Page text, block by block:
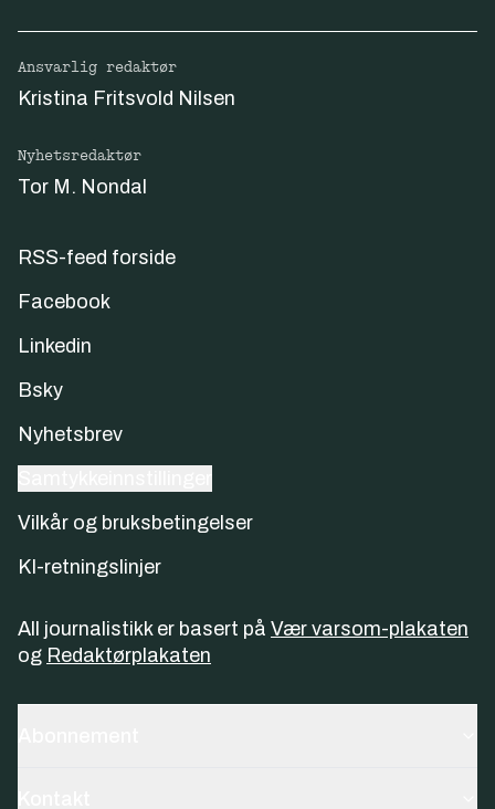
Ansvarlig redaktør
Kristina Fritsvold Nilsen
Nyhetsredaktør
Tor M. Nondal
RSS-feed forside
Facebook
Linkedin
Bsky
Nyhetsbrev
Vilkår og bruksbetingelser
KI-retningslinjer
All journalistikk er basert på Vær varsom-plakaten
og Redaktørplakaten